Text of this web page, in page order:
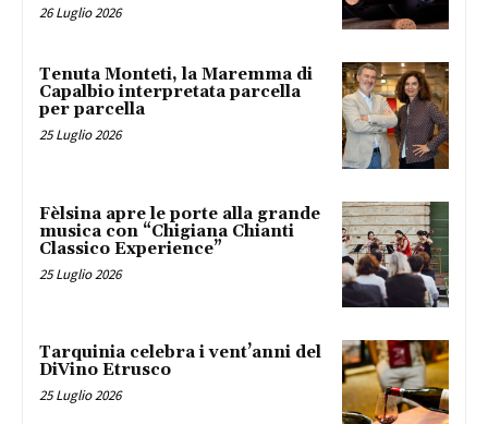
26 Luglio 2026
Tenuta Monteti, la Maremma di
Capalbio interpretata parcella
per parcella
25 Luglio 2026
Fèlsina apre le porte alla grande
musica con “Chigiana Chianti
Classico Experience”
25 Luglio 2026
Tarquinia celebra i vent’anni del
DiVino Etrusco
25 Luglio 2026